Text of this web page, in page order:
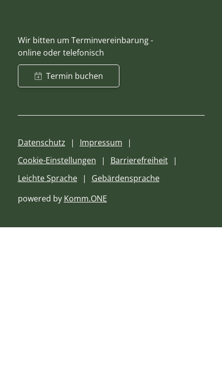
Wir bitten um Terminvereinbarung -
online oder telefonisch
Termin buchen
Datenschutz
Impressum
Cookie-Einstellungen
Barrierefreiheit
Leichte Sprache
Gebärdensprache
powered by Komm.ONE